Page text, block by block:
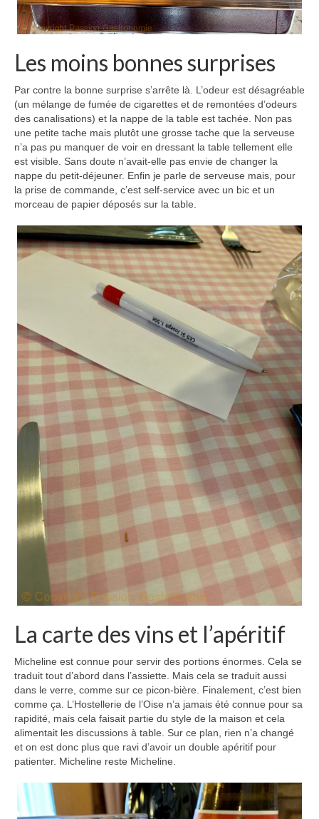
Les moins bonnes surprises
Par contre la bonne surprise s’arrête là. L’odeur est désagréable
(un mélange de fumée de cigarettes et de remontées d’odeurs
des canalisations) et la nappe de la table est tachée. Non pas
une petite tache mais plutôt une grosse tache que la serveuse
n’a pas pu manquer de voir en dressant la table tellement elle
est visible. Sans doute n’avait-elle pas envie de changer la
nappe du petit-déjeuner. Enfin je parle de serveuse mais, pour
la prise de commande, c’est self-service avec un bic et un
morceau de papier déposés sur la table.
La carte des vins et l’apéritif
Micheline est connue pour servir des portions énormes. Cela se
traduit tout d’abord dans l’assiette. Mais cela se traduit aussi
dans le verre, comme sur ce picon-bière. Finalement, c’est bien
comme ça. L’Hostellerie de l’Oise n’a jamais été connue pour sa
rapidité, mais cela faisait partie du style de la maison et cela
alimentait les discussions à table. Sur ce plan, rien n’a changé
et on est donc plus que ravi d’avoir un double apéritif pour
patienter. Micheline reste Micheline.